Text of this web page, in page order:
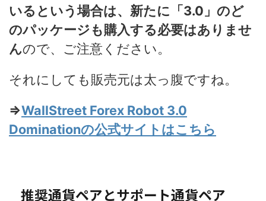
いるという場合は、新たに「3.0」のど
のパッケージも購入する必要はありませ
んので、ご注意ください。
それにしても販売元は太っ腹ですね。
⇒WallStreet Forex Robot 3.0
Dominationの公式サイトはこちら
推奨通貨ペアとサポート通貨ペア